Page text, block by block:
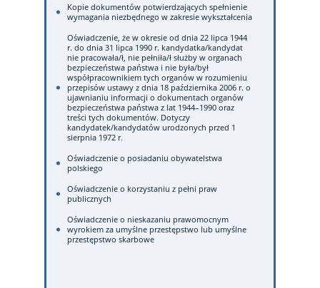
Kopie dokumentów potwierdzających spełnienie
wymagania niezbędnego w zakresie wykształcenia
Oświadczenie, że w okresie od dnia 22 lipca 1944
r. do dnia 31 lipca 1990 r. kandydatka/kandydat
nie pracowała/ł, nie pełniła/ł służby w organach
bezpieczeństwa państwa i nie była/był
współpracownikiem tych organów w rozumieniu
przepisów ustawy z dnia 18 października 2006 r. o
ujawnianiu informacji o dokumentach organów
bezpieczeństwa państwa z lat 1944–1990 oraz
treści tych dokumentów. Dotyczy
kandydatek/kandydatów urodzonych przed 1
sierpnia 1972 r.
Oświadczenie o posiadaniu obywatelstwa
polskiego
Oświadczenie o korzystaniu z pełni praw
publicznych
Oświadczenie o nieskazaniu prawomocnym
wyrokiem za umyślne przestępstwo lub umyślne
przestępstwo skarbowe